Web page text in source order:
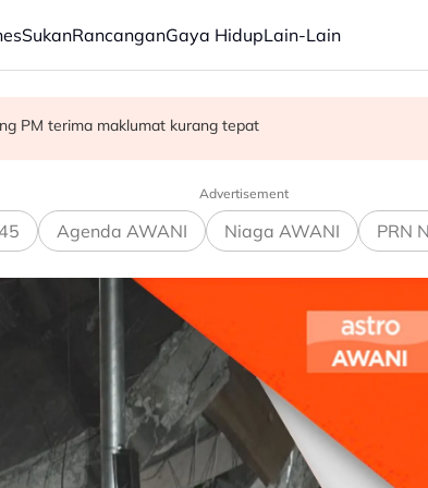
SukanRancanganGaya HidupLain-Lain
pair' negara muncul juara!
PM terima maklumat kurang tepat
minta laporan SPR - Fahmi
Advertisement
Agenda AWANI Niaga AWANI PRN